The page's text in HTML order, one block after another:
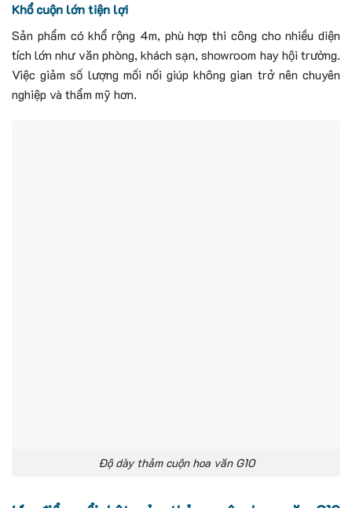
Khổ cuộn lớn tiện lợi
Sản phẩm có khổ rộng 4m, phù hợp thi công cho nhiều diện
tích lớn như văn phòng, khách sạn, showroom hay hội trường.
Việc giảm số lượng mối nối giúp không gian trở nên chuyên
nghiệp và thẩm mỹ hơn.
Độ dày thảm cuộn hoa văn G10